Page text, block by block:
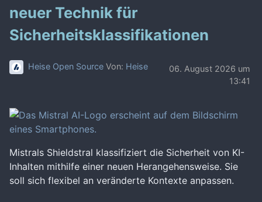
neuer Technik für
Sicherheitsklassifikationen
Heise Open Source Von: Heise
06. August 2026 um
13:41
Mistrals Shieldstral klassifiziert die Sicherheit von KI-
Inhalten mithilfe einer neuen Herangehensweise. Sie
soll sich flexibel an veränderte Kontexte anpassen.